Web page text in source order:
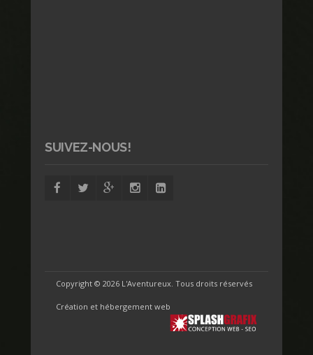
SUIVEZ-NOUS!
Copyright © 2026 L'Aventureux. Tous droits réservés
Création et hébergement web